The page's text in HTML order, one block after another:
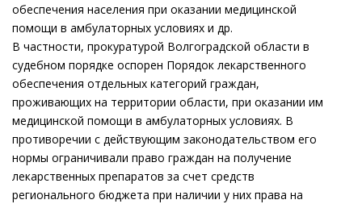
обеспечения населения при оказании медицинской
помощи в амбулаторных условиях и др.
В частности, прокуратурой Волгоградской области в
судебном порядке оспорен Порядок лекарственного
обеспечения отдельных категорий граждан,
проживающих на территории области, при оказании им
медицинской помощи в амбулаторных условиях. В
противоречии с действующим законодательством его
нормы ограничивали право граждан на получение
лекарственных препаратов за счет средств
регионального бюджета при наличии у них права на